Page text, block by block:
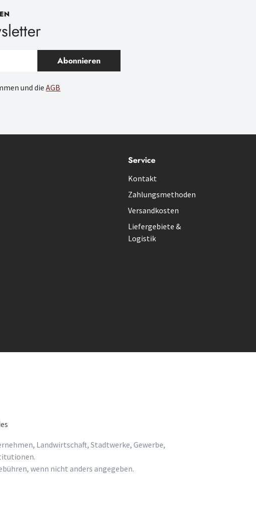
Abonnieren
und dieAGB
Service
Kontakt
Zahlungsmethoden
Versandkosten
Liefergebiete &
Logistik
Landwirtschaft, Stadtwerke, Gewerbe,
wenn nicht anders angegeben.